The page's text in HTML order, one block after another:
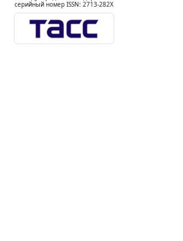
серийный номер ISSN: 2713-282X